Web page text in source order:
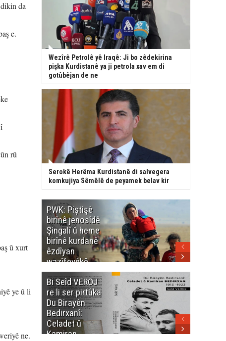
da
e.
rû
û xurt
ye û li
ne.
Wezîrê Petrolê yê Iraqê: Ji bo zêdekirina
pişka Kurdistanê ya ji petrola xav em di
gotûbêjan de ne
Serokê Herêma Kurdistanê di salvegera
komkujiya Sêmêlê de peyamek belav kir
PWK: Piştişê
birînê jenosîdê
Şingalî û heme
birînê kurdanê
êzdîyan
wazîfeyêkê
neteweyî yê
heme kurdanê
dinya yo
Bi Seîd VEROJ
re li ser pirtûka
Du Birayên
Bedirxanî:
Celadet û
Kamiran